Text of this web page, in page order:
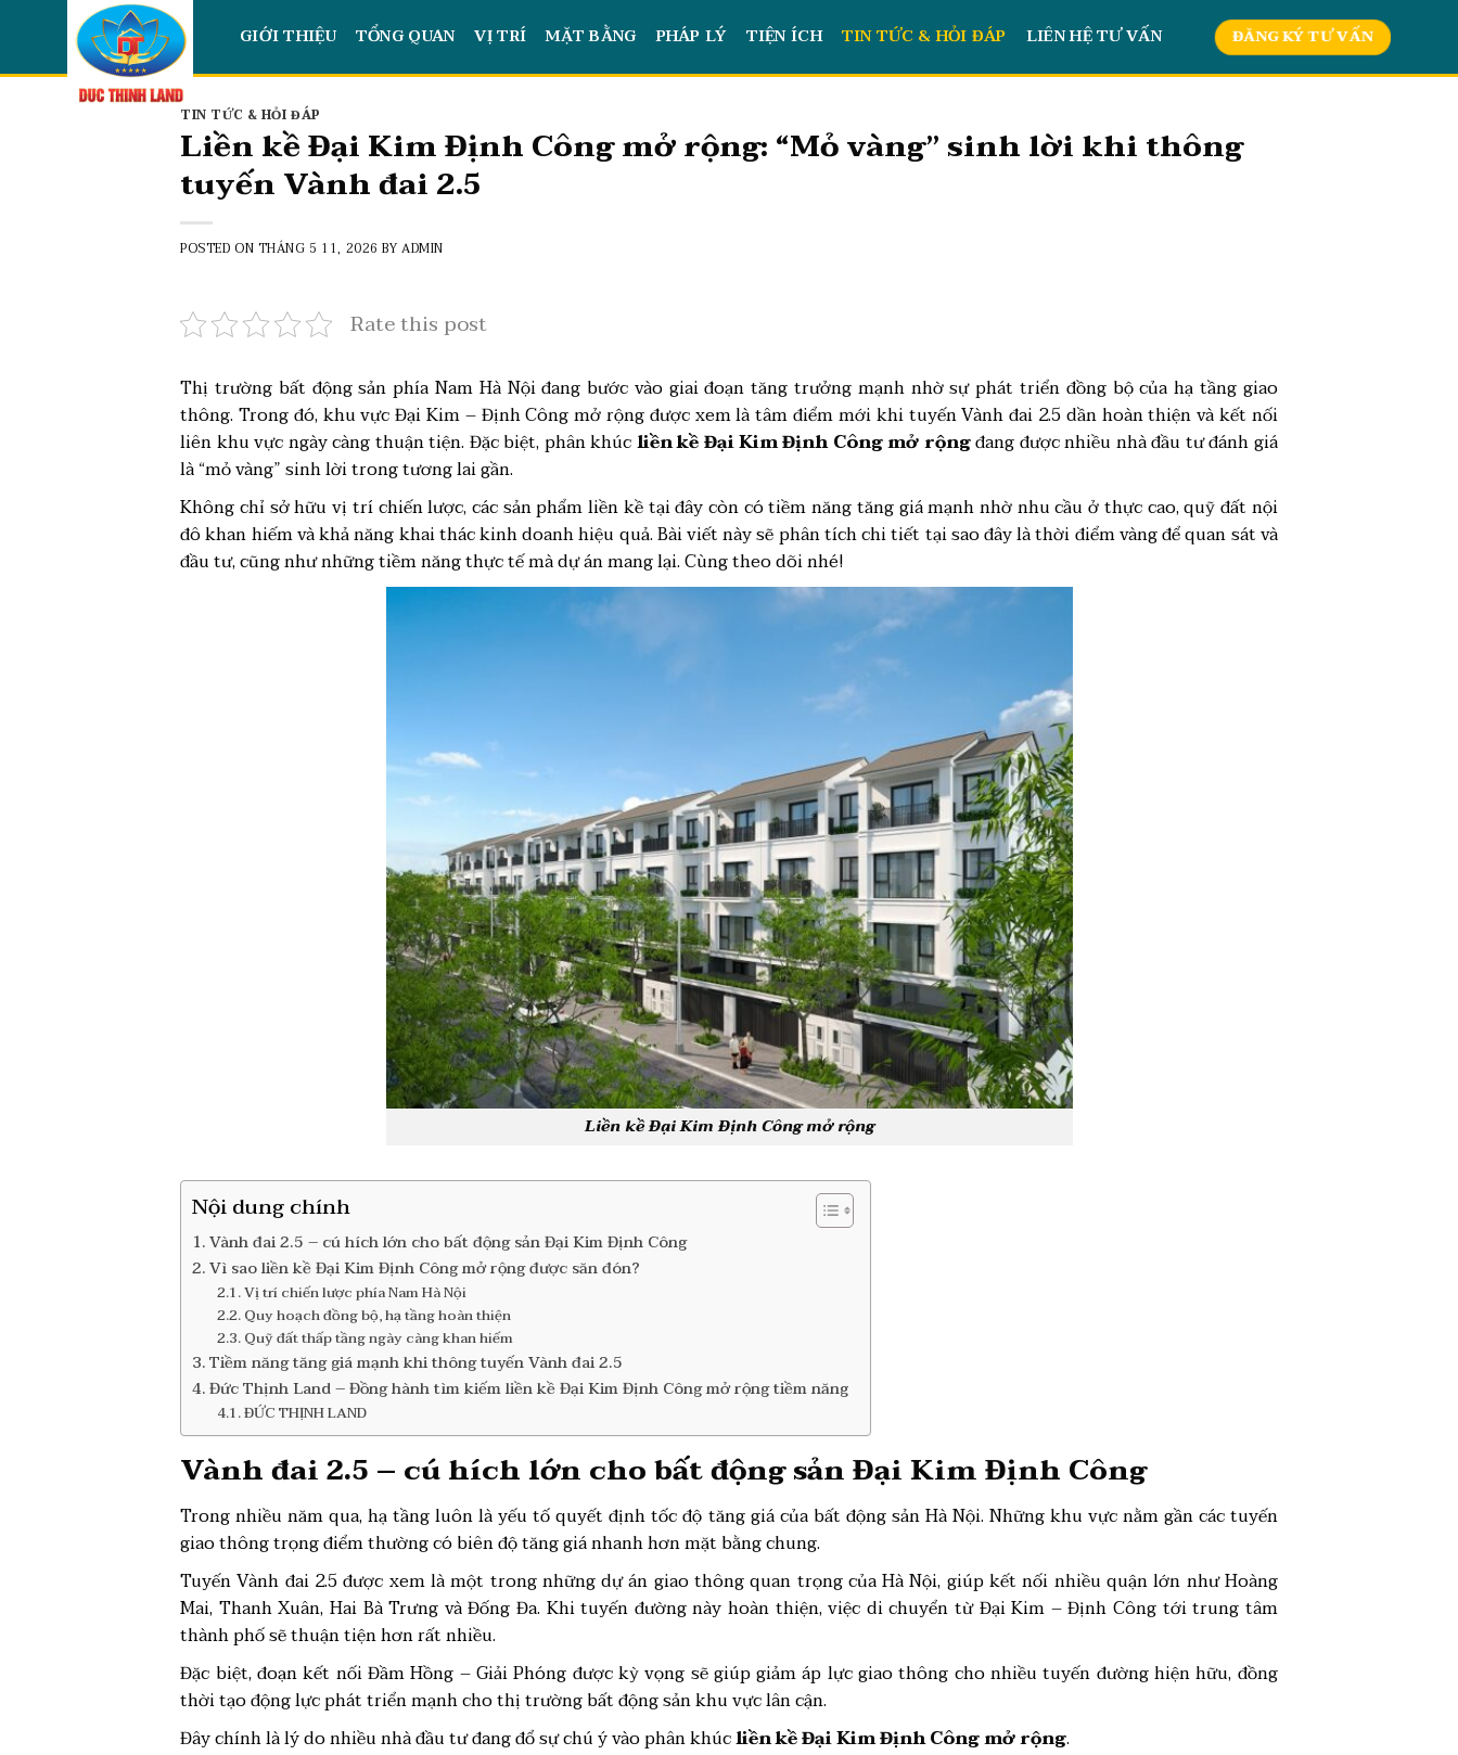
content
GIỚI THIỆU TỔNG QUAN VỊ TRÍ MẶT BẰNG PHÁP LÝ TIỆN ÍCH TIN TỨC & HỎI ĐÁP LIÊN HỆ TƯ VẤN ĐĂNG KÝ TƯ VẤN
TIN TỨC & HỎI ĐÁP
Liền kề Đại Kim Định Công mở rộng: “Mỏ vàng” sinh lời khi thông
tuyến Vành đai 2.5
POSTED ON THÁNG 5 11, 2026 BY ADMIN
Rate this post
Thị trường bất động sản phía Nam Hà Nội đang bước vào giai đoạn tăng trưởng mạnh nhờ sự phát triển đồng bộ của hạ tầng giao
thông. Trong đó, khu vực Đại Kim – Định Công mở rộng được xem là tâm điểm mới khi tuyến Vành đai 2.5 dần hoàn thiện và kết nối
liên khu vực ngày càng thuận tiện. Đặc biệt, phân khúcliền kề Đại Kim Định Công mở rộngđang được nhiều nhà đầu tư đánh giá
là “mỏ vàng” sinh lời trong tương lai gần.
Không chỉ sở hữu vị trí chiến lược, các sản phẩm liền kề tại đây còn có tiềm năng tăng giá mạnh nhờ nhu cầu ở thực cao, quỹ đất nội
đô khan hiếm và khả năng khai thác kinh doanh hiệu quả. Bài viết này sẽ phân tích chi tiết tại sao đây là thời điểm vàng để quan sát và
đầu tư, cũng như những tiềm năng thực tế mà dự án mang lại. Cùng theo dõi nhé!
Liền kề Đại Kim Định Công mở rộng
Nội dung chính
Vành đai 2.5 – cú hích lớn cho bất động sản Đại Kim Định Công
Vì sao liền kề Đại Kim Định Công mở rộng được săn đón?
Vị trí chiến lược phía Nam Hà Nội
Quy hoạch đồng bộ, hạ tầng hoàn thiện
Quỹ đất thấp tầng ngày càng khan hiếm
Tiềm năng tăng giá mạnh khi thông tuyến Vành đai 2.5
Đức Thịnh Land – Đồng hành tìm kiếm liền kề Đại Kim Định Công mở rộng tiềm năng
ĐỨC THỊNH LAND
Vành đai 2.5 – cú hích lớn cho bất động sản Đại Kim Định Công
Trong nhiều năm qua, hạ tầng luôn là yếu tố quyết định tốc độ tăng giá của bất động sản Hà Nội. Những khu vực nằm gần các tuyến
giao thông trọng điểm thường có biên độ tăng giá nhanh hơn mặt bằng chung.
Tuyến Vành đai 2.5 được xem là một trong những dự án giao thông quan trọng của Hà Nội, giúp kết nối nhiều quận lớn như Hoàng
Mai, Thanh Xuân, Hai Bà Trưng và Đống Đa. Khi tuyến đường này hoàn thiện, việc di chuyển từ Đại Kim – Định Công tới trung tâm
thành phố sẽ thuận tiện hơn rất nhiều.
Đặc biệt, đoạn kết nối Đầm Hồng – Giải Phóng được kỳ vọng sẽ giúp giảm áp lực giao thông cho nhiều tuyến đường hiện hữu, đồng
thời tạo động lực phát triển mạnh cho thị trường bất động sản khu vực lân cận.
Đây chính là lý do nhiều nhà đầu tư đang đổ sự chú ý vào phân khúcliền kề Đại Kim Định Công mở rộng.